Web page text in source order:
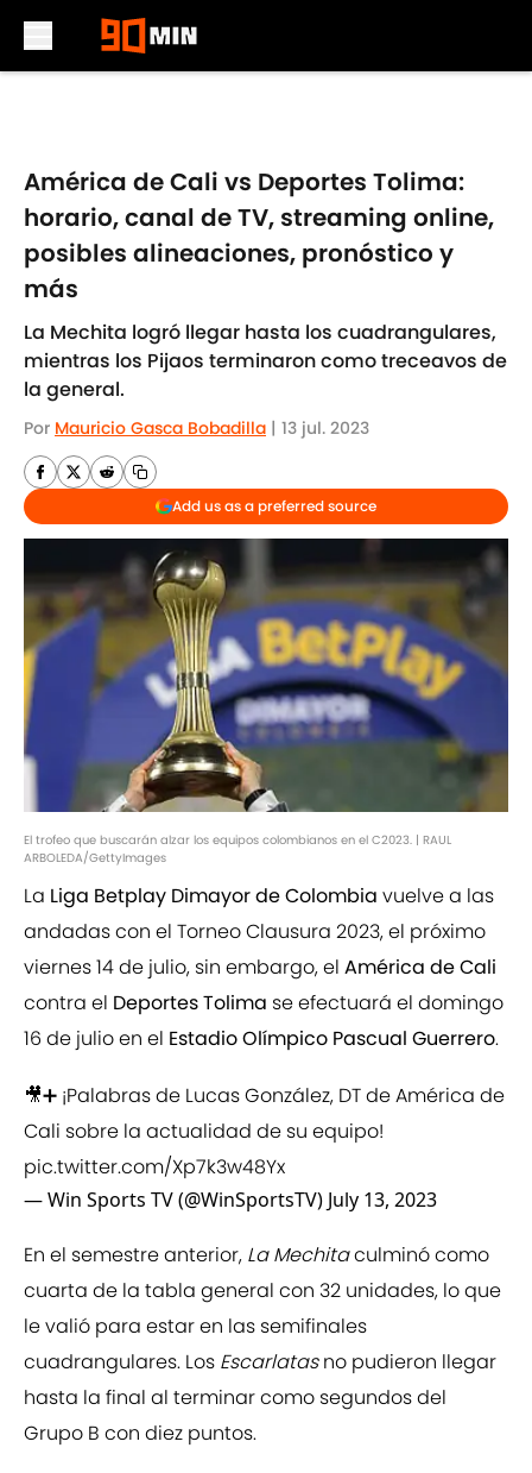
América de Cali vs Deportes Tolima:
horario, canal de TV, streaming online,
posibles alineaciones, pronóstico y
más
La Mechita logró llegar hasta los cuadrangulares,
mientras los Pijaos terminaron como treceavos de
la general.
Por Mauricio Gasca Bobadilla | 13 jul. 2023
Add us as a preferred source
El trofeo que buscarán alzar los equipos colombianos en el C2023. | RAUL
ARBOLEDA/GettyImages
La Liga Betplay Dimayor de Colombia vuelve a las
andadas con el Torneo Clausura 2023, el próximo
viernes 14 de julio, sin embargo, el América de Cali
contra el Deportes Tolima se efectuará el domingo
16 de julio en el Estadio Olímpico Pascual Guerrero.
🎥➕ ¡Palabras de Lucas González, DT de América de
Cali sobre la actualidad de su equipo!
pic.twitter.com/Xp7k3w48Yx
— Win Sports TV (@WinSportsTV) July 13, 2023
En el semestre anterior, La Mechitaculminó como
cuarta de la tabla general con 32 unidades, lo que
le valió para estar en las semifinales
cuadrangulares. Los Escarlatasno pudieron llegar
hasta la final al terminar como segundos del
Grupo B con diez puntos.